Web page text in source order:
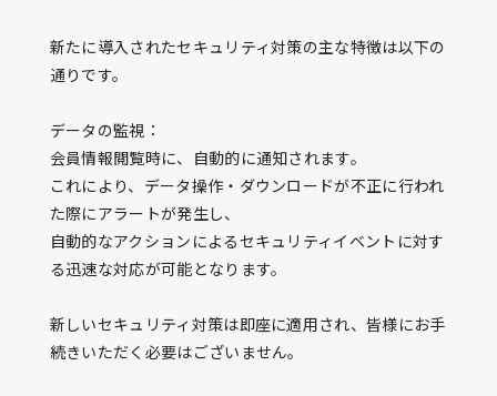
新たに導入されたセキュリティ対策の主な特徴は以下の
通りです。
データの監視：
会員情報閲覧時に、自動的に通知されます。
これにより、データ操作・ダウンロードが不正に行われ
た際にアラートが発生し、
自動的なアクションによるセキュリティイベントに対す
る迅速な対応が可能となります。
新しいセキュリティ対策は即座に適用され、皆様にお手
続きいただく必要はございません。